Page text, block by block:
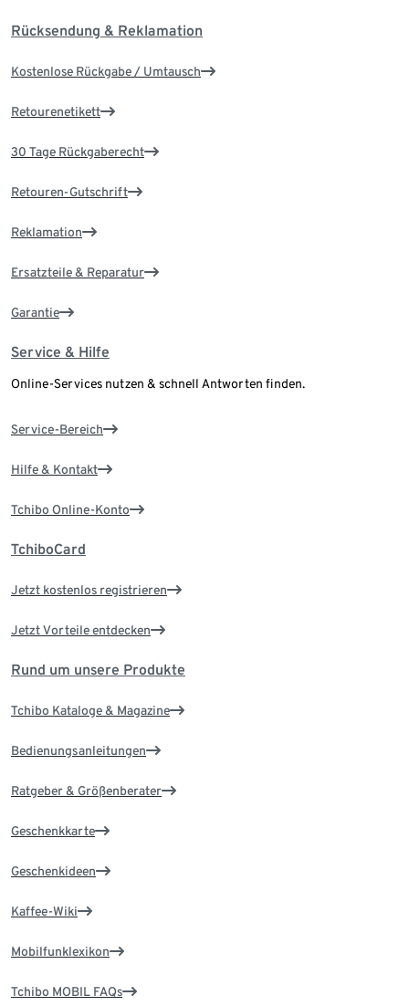
Rücksendung & Reklamation
Kostenlose Rückgabe / Umtausch
Retourenetikett
30 Tage Rückgaberecht
Retouren-Gutschrift
Reklamation
Ersatzteile & Reparatur
Garantie
Service & Hilfe
Online-Services nutzen & schnell Antworten finden.
Service-Bereich
Hilfe & Kontakt
Tchibo Online-Konto
TchiboCard
Jetzt kostenlos registrieren
Jetzt Vorteile entdecken
Rund um unsere Produkte
Tchibo Kataloge & Magazine
Bedienungsanleitungen
Ratgeber & Größenberater
Geschenkkarte
Geschenkideen
Kaffee-Wiki
Mobilfunklexikon
Tchibo MOBIL FAQs